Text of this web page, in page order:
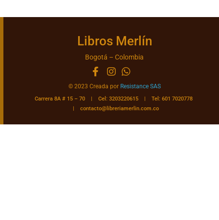
Libros Merlín
Bogotá – Colombia
© 2023 Creada por Resistance SAS
Carrera 8A # 15 – 70 | Cel: 3203220615 | Tel: 601 7020778
|contacto@libreriamerlin.com.co